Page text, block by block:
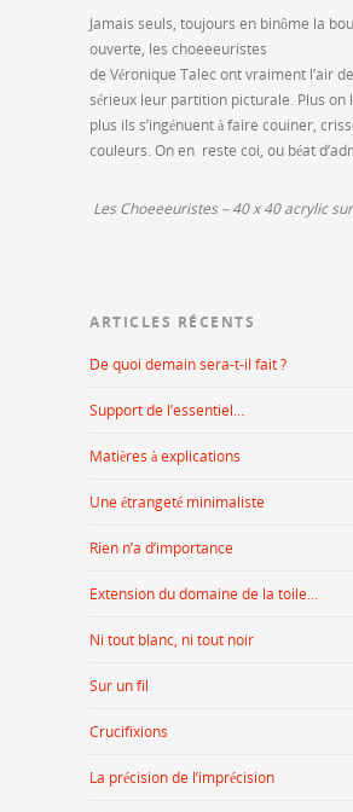
Jamais seuls, toujours en binôme la
ouverte, les choeeeuristes
de Véronique Talec ont vraiment l’air
sérieux leur partition picturale. Plus on
plus ils s’ingénuent à faire couiner,
couleurs. On en reste coi, ou béat
Les Choeeeuristes – 40 x 40 acrylic
ARTICLES RÉCENTS
De quoi demain sera-t-il fait ?
Support de l’essentiel…
Matières à explications
Une étrangeté minimaliste
Rien n’a d’importance
Extension du domaine de la toile…
Ni tout blanc, ni tout noir
Sur un fil
Crucifixions
La précision de l’imprécision